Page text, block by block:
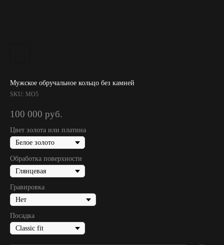
Мужское обручальное кольцо без камней
SKU: МО5
100 000 руб.
Цвет золота или платина
Обработка поверхности
Гравировка
Посадка